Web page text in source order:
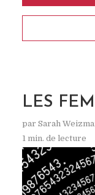
LES
par Sarah
1 min. de lecture